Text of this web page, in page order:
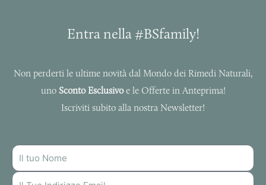
Entra nella #BSfamily!
Non perderti le ultime novità dal Mondo dei Rimedi Naturali,
uno Sconto Esclusivoe le Offerte in Anteprima!
Iscriviti subito alla nostra Newsletter!
NOME
INDIRIZZO